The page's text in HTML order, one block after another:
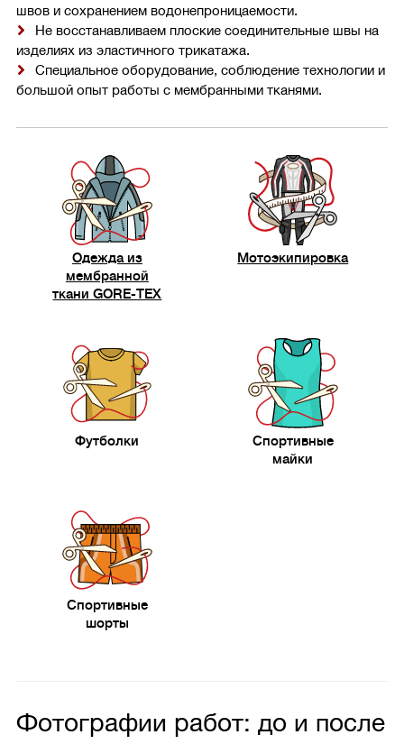
швов и сохранением водонепроницаемости.
Не восстанавливаем плоские соединительные швы на
изделиях из эластичного трикатажа.
Специальное оборудование, соблюдение технологии и
большой опыт работы с мембранными тканями.
Одежда из
мембранной
ткани GORE-TEX
Мотоэкипировка
Футболки
Спортивные
майки
Спортивные
шорты
Фотографии работ: до и после